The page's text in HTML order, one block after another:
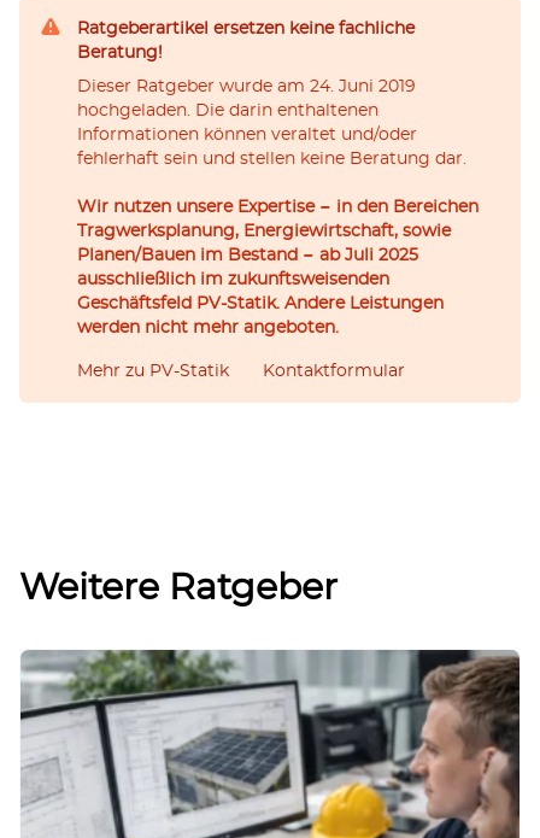
Ratgeberartikel ersetzen keine fachliche
Beratung!
Dieser Ratgeber wurde am 24. Juni 2019
hochgeladen. Die darin enthaltenen
Informationen können veraltet und/oder
fehlerhaft sein und stellen keine Beratung dar.
Wir nutzen unsere Expertise − in den Bereichen
Tragwerksplanung, Energiewirtschaft, sowie
Planen/Bauen im Bestand − ab Juli 2025
ausschließlich im zukunftsweisenden
Geschäftsfeld PV-Statik. Andere Leistungen
werden nicht mehr angeboten.
Mehr zu PV-Statik Kontaktformular
Weitere Ratgeber